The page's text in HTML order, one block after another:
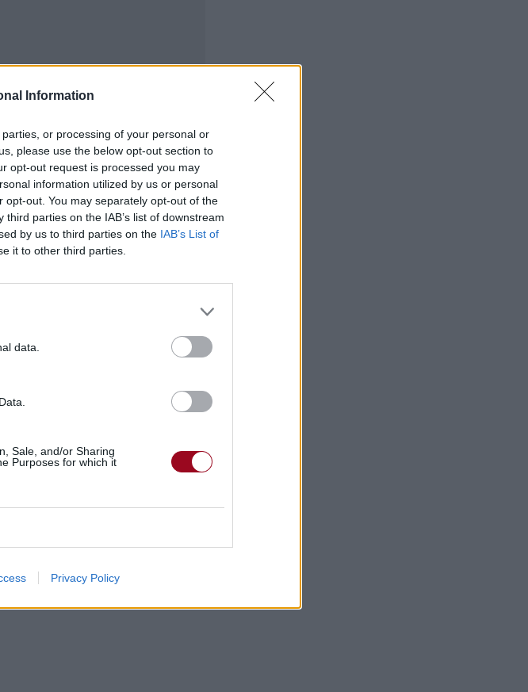
Information
or processing of your personal or
please use the below opt-out section to
opt-out request is processed you may
information utilized by us or personal
out. You may separately opt-out of the
parties on the IAB’s list of downstream
by us to third parties on the IAB’s List of
it to other third parties.
data.
Sale, and/or Sharing
Purposes for which it
Privacy Policy